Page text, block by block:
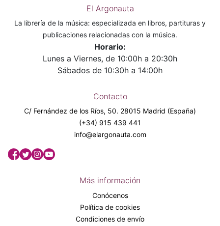
El Argonauta
La librería de la música: especializada en libros, partituras y
publicaciones relacionadas con la música.
Horario:
Lunes a Viernes, de 10:00h a 20:30h
Sábados de 10:30h a 14:00h
Contacto
C/ Fernández de los Ríos, 50. 28015 Madrid (España)
(+34) 915 439 441
info@elargonauta.com
Más información
Conócenos
Política de cookies
Condiciones de envío